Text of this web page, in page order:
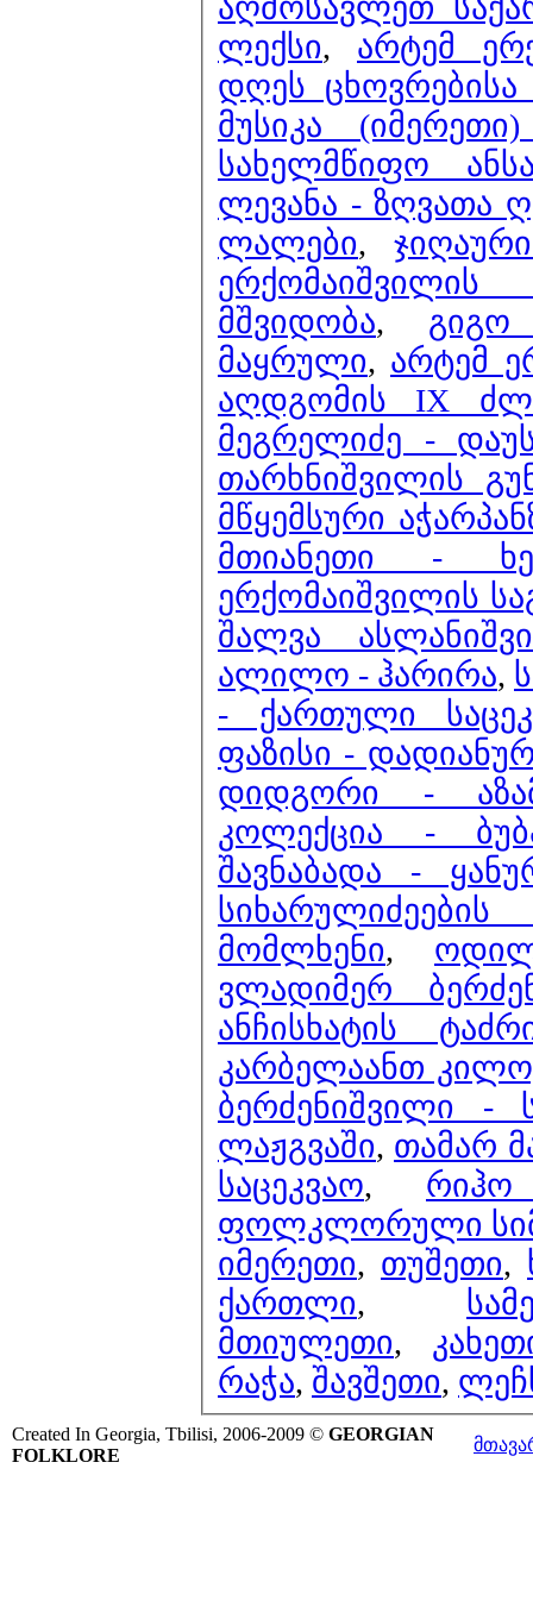
ლექსი, არტემ
დღეს ცხოვრებისა
მუსიკა
სახელმწიფო
ლევანა - ზღვათა
ლალები,
მშვიდობა,
მაყრული, არტემ
აღდგომის IX
მეგრელიძე -
თარხნიშვილის
მწყემსური
მთიანეთი -
ერქომაიშვილის
შალვა
ალილო - ჰარირა,
- ქართული
ფაზისი -
დიდგორი -
კოლექცია -
შავნაბადა -
მომლხენი,
ვლადიმერ
ანჩისხატის
კარბელაანთ
ბერძენიშვილი -
ლაჟგვაში, თამარ
საცეკვაო,
ფოლკლორული
იმერეთი, თუშეთი,
ქართლი,
მთიულეთი,
რაჭა, შავშეთი,
Created In Georgia, Tbilisi, 2006-2009 © GEORGIAN
FOLKLORE